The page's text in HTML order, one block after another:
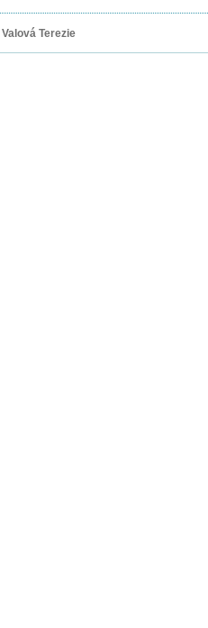
Valová Terezie